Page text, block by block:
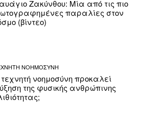
Ζακύνθου: Μία από τις πιο
παραλίες στον
(βίντεο)
ΝΟΗΜΟΣΥΝΗ
νοημοσύνη προκαλεί
της φυσικής ανθρώπινης